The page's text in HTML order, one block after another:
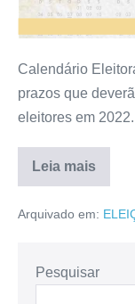
Calendário
prazos que
eleitores em 2022.
Leia mais
Arquivado em:
Pesquisar